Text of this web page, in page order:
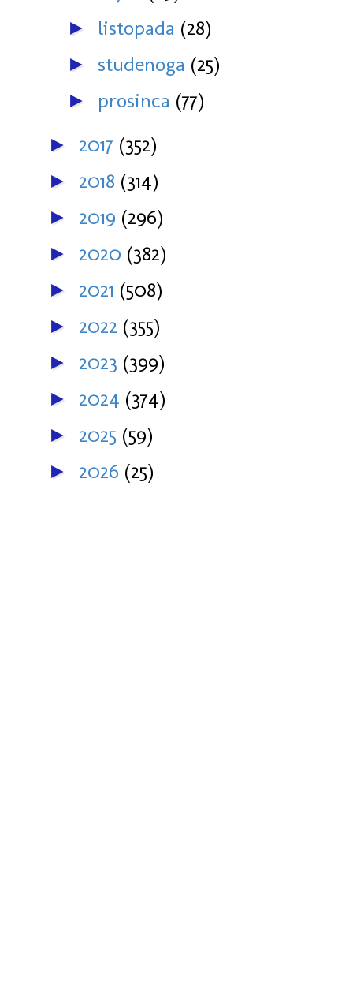
► listopada (28)
► studenoga (25)
► prosinca (77)
► 2017 (352)
► 2018 (314)
► 2019 (296)
► 2020 (382)
► 2021 (508)
► 2022 (355)
► 2023 (399)
► 2024 (374)
► 2025 (59)
► 2026 (25)